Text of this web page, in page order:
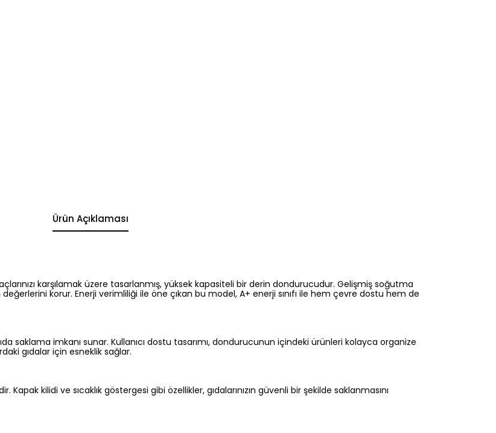
Ürün Açıklaması
karşılamak üzere tasarlanmış, yüksek kapasiteli bir derin dondurucudur. Gelişmiş soğutma
korur. Enerji verimliliği ile öne çıkan bu model, A+ enerji sınıfı ile hem çevre dostu hem de
saklama imkanı sunar. Kullanıcı dostu tasarımı, dondurucunun içindeki ürünleri kolayca organize
gıdalar için esneklik sağlar.
Kapak kilidi ve sıcaklık göstergesi gibi özellikler, gıdalarınızın güvenli bir şekilde saklanmasını